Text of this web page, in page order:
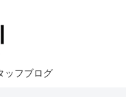
ッフブログ